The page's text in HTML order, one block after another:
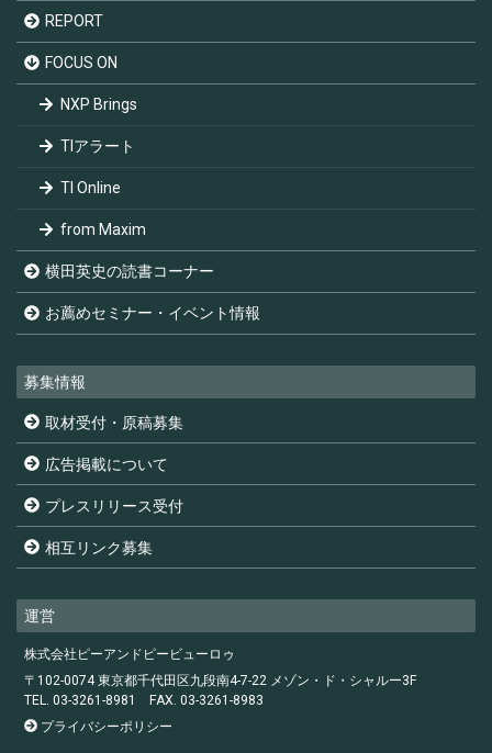
REPORT
FOCUS ON
NXP Brings
TIアラート
TI Online
from Maxim
横田英史の読書コーナー
お薦めセミナー・イベント情報
募集情報
取材受付・原稿募集
広告掲載について
プレスリリース受付
相互リンク募集
運営
株式会社ピーアンドピービューロゥ
〒102-0074 東京都千代田区九段南4-7-22 メゾン・ド・シャルー3F
TEL. 03-3261-8981
FAX. 03-3261-8983
プライバシーポリシー